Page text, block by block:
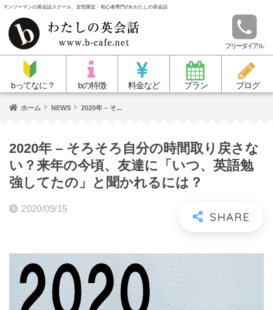
マンツーマンの英会話スクール、女性限定・初心者専門のb わたしの英会話
フリーダイアル
bってなに？ bの特徴 料金など プラン ブログ
ホーム NEWS 2020年 – そ...
2020年 – そろそろ自分の時間取り戻さな
い？来年の今頃、友達に「いつ、英語勉
強してたの」と聞かれるには？
2020/09/15